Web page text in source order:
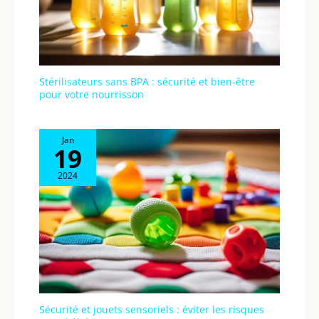
l'alimentation secteur
avec l'adaptateur
secteur et le câble USB
inclus pour une
ou vous pouvez utiliser
le câble USB
connecter à la banque
d'alimentation pour une
utilisation en extérieur.
【Chaise à bascule pour
bébé dès la naissance】
Construit avec des
supports de base en
alliage d'aluminium et
des cadres de siège en
fer, notre chaise à
bascule pour bébé offre
une stabilité supérieure
pour supporter jusqu'à
Stérilisateurs sans BPA : sécurité et bien-être
pour votre nourrisson
Jan
19
2024
Sécurité et jouets sensoriels : éviter les risques